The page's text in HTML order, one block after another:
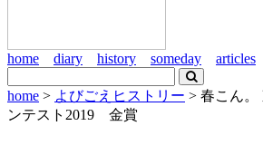
home diary history someday articles
home > よびごえヒストリー > 春こん。
ンテスト2019 金賞